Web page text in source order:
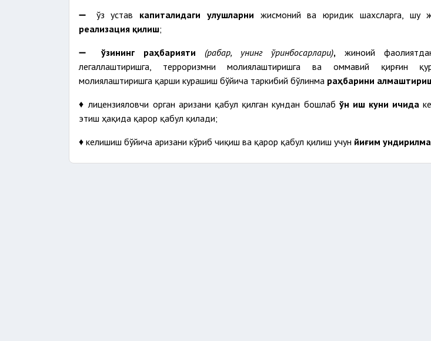
➖ ўз устав капиталидаги улушларни жисмоний ва юридик шахсларга, шу
реализация қилиш;
➖ ўзининг раҳбарияти (раҳбар, унинг ўринбосарлари), жиноий
легаллаштиришга, терроризмни молиялаштиришга ва оммавий қирғин
молиялаштиришга қарши курашиш бўйича таркибий бўлинма раҳбарини
♦ лицензияловчи орган аризани қабул қилган кундан бошлаб ўн иш куни ичида
этиш ҳақида қарор қабул қилади;
♦ келишиш бўйича аризани кўриб чиқиш ва қарор қабул қилиш учун йиғим